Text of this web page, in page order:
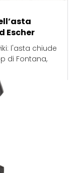
Escher
l'asta chiude
di Fontana,